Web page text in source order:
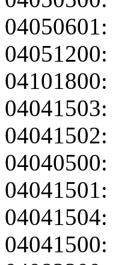
04050601:
04051200:
04101800:
04041503:
04041502:
04040500:
04041501:
04041504:
04041500: